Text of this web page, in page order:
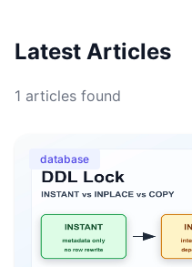
Latest Articles
1 articles found
database